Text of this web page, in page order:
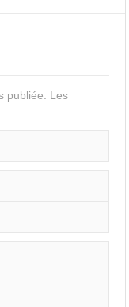
publiée. Les